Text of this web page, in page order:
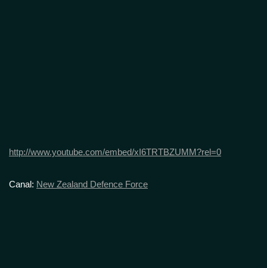
http://www.youtube.com/embed/xI6TRTBZUMM?rel=0
Canal: New Zealand Defence Force